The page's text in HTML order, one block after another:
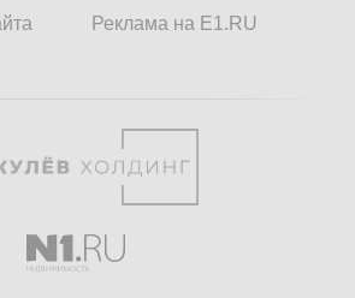
Реклама на E1.RU